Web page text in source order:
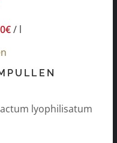
€/ l
lyophilisatum